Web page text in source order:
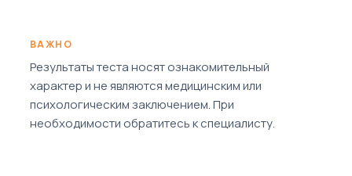
ВАЖНО
Результаты теста носят ознакомительный
характер и не являются медицинским или
психологическим заключением. При
необходимости обратитесь к специалисту.